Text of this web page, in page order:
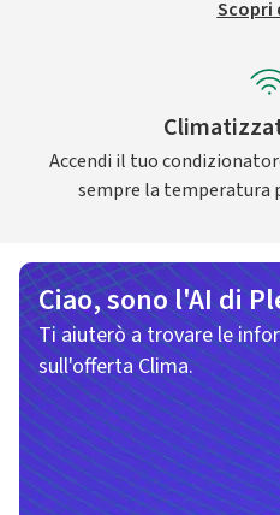
Scopri
Accendi il tuo
sempre la
Ciao, sono l'AI di
Ti aiuterò a trovare le
sull'offerta Clima.